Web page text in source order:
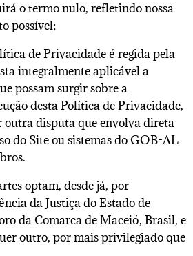
o termo nulo, refletindo nossa
possível;
de Privacidade é regida pela
integralmente aplicável a
possam surgir sobre a
desta Política de Privacidade,
outra disputa que envolva direta
do Site ou sistemas do GOB-AL
optam, desde já, por
da Justiça do Estado de
da Comarca de Maceió, Brasil, e
outro, por mais privilegiado que